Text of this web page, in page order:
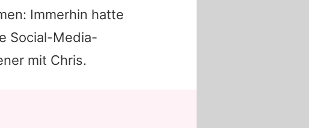
Immerhin hatte
Social-Media-
mit Chris.